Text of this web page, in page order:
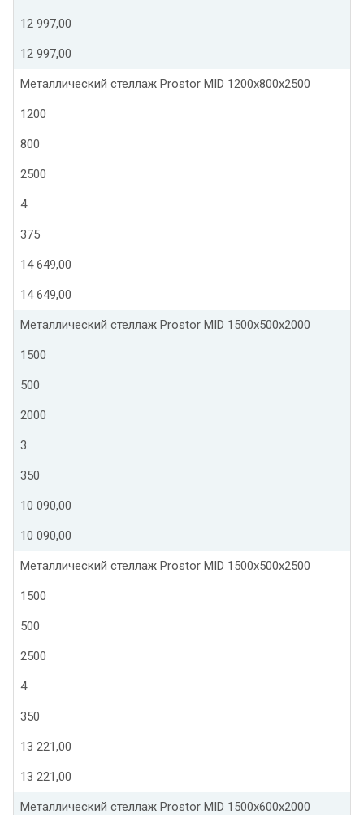
12 997,00
12 997,00
Металлический стеллаж Prostor MID 1200x800x2500
1200
800
2500
4
375
14 649,00
14 649,00
Металлический стеллаж Prostor MID 1500x500x2000
1500
500
2000
3
350
10 090,00
10 090,00
Металлический стеллаж Prostor MID 1500x500x2500
1500
500
2500
4
350
13 221,00
13 221,00
Металлический стеллаж Prostor MID 1500x600x2000